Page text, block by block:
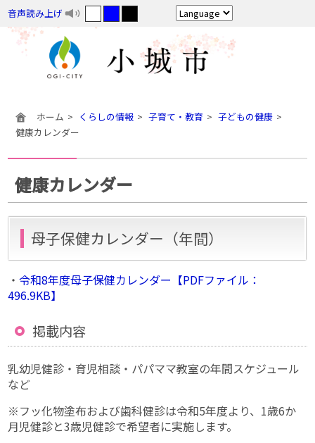
音声読み上げ
ホーム くらしの情報 子育て・教育
子どもの健康
健康カレンダー
健康カレンダー
母子保健カレンダー（年間）
・令和8年度母子保健カレンダー【PDFファイル：
496.9KB】
掲載内容
乳幼児健診・育児相談・パパママ教室の年間スケジュール
など
※フッ化物塗布および歯科健診は令和5年度より、1歳6か
月児健診と3歳児健診で希望者に実施します。